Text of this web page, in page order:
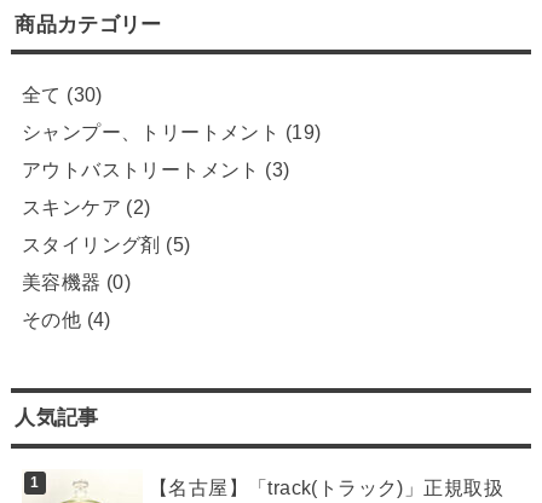
商品カテゴリー
全て (30)
シャンプー、トリートメント (19)
アウトバストリートメント (3)
スキンケア (2)
スタイリング剤 (5)
美容機器 (0)
その他 (4)
人気記事
【名古屋】「track(トラック)」正規取扱